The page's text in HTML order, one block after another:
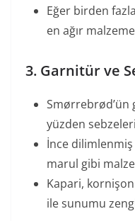
Eğer birden
en ağır
3. Garnitür ve
Smørrebrød’ün
yüzden
İnce dilimlenmiş
marul gibi
Kapari,
ile sunumu